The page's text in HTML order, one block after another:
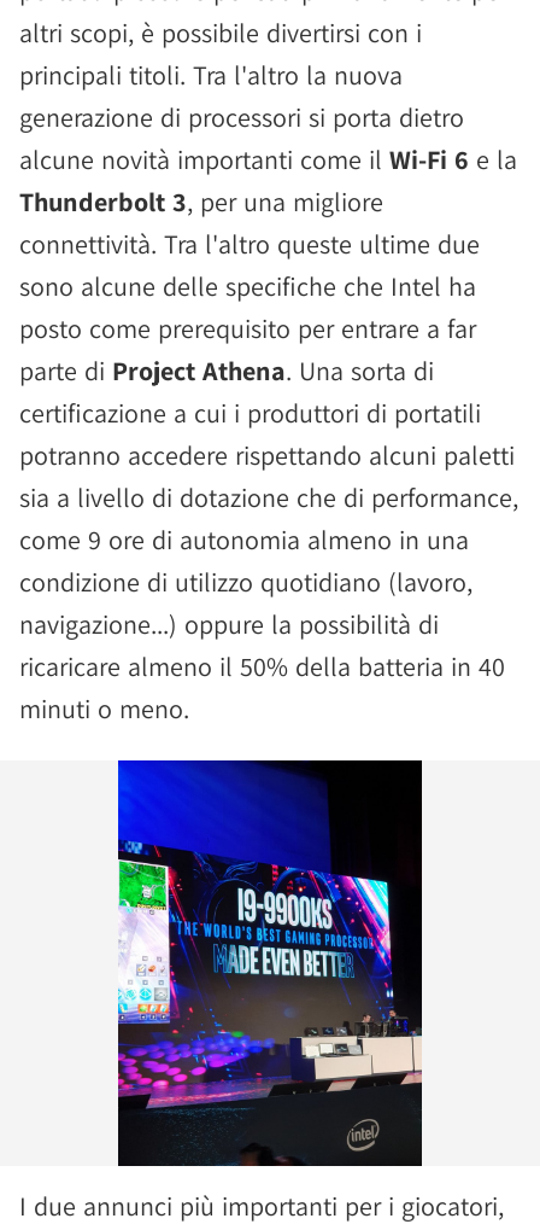
altri scopi, è possibile divertirsi con i
principali titoli. Tra l'altro la nuova
generazione di processori si porta dietro
alcune novità importanti come il Wi-Fi 6 e la
Thunderbolt 3, per una migliore
connettività. Tra l'altro queste ultime due
sono alcune delle specifiche che Intel ha
posto come prerequisito per entrare a far
parte di Project Athena. Una sorta di
certificazione a cui i produttori di portatili
potranno accedere rispettando alcuni paletti
sia a livello di dotazione che di performance,
come 9 ore di autonomia almeno in una
condizione di utilizzo quotidiano (lavoro,
navigazione...) oppure la possibilità di
ricaricare almeno il 50% della batteria in 40
minuti o meno.
I due annunci più importanti per i giocatori,